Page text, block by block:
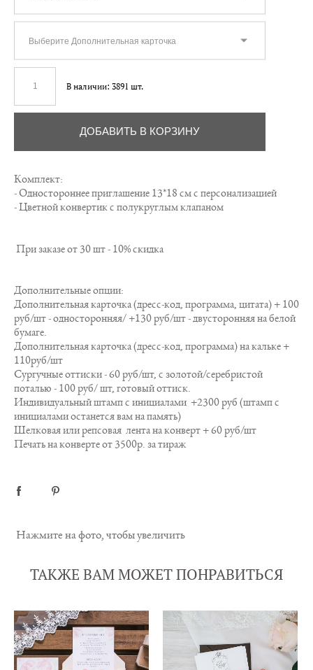
Выберите Дополнительная карточка
В наличии: 3891 шт.
ДОБАВИТЬ В КОРЗИНУ
Комплект:
- Одностороннее приглашение 13*18 см с персонализацией
- Цветной конвертик с полукруглым клапаном
При заказе от 30 шт - 10% скидка
Дополнительные опции:
Дополнительная карточка (дресс-код, программа, цитата) + 100
руб/шт - односторонняя/ +130 руб/шт - двусторонняя на белой
бумаге.
Дополнительная карточка (дресс-код, программа) на кальке +
110руб/шт
Сургучные оттиски - 60 руб/шт, с золотой/серебристой
поталью - 100 руб/ шт, готовый оттиск.
Индивидуальный штамп с инициалами +2300 руб (штамп с
инициалами останется вам на память)
Шелковая или репсовая лента на конверт + 60 руб/шт
Печать на конверте от 3500р. за тираж
Нажмите на фото, чтобы увеличить
ТАКЖЕ ВАМ МОЖЕТ ПОНРАВИТЬСЯ